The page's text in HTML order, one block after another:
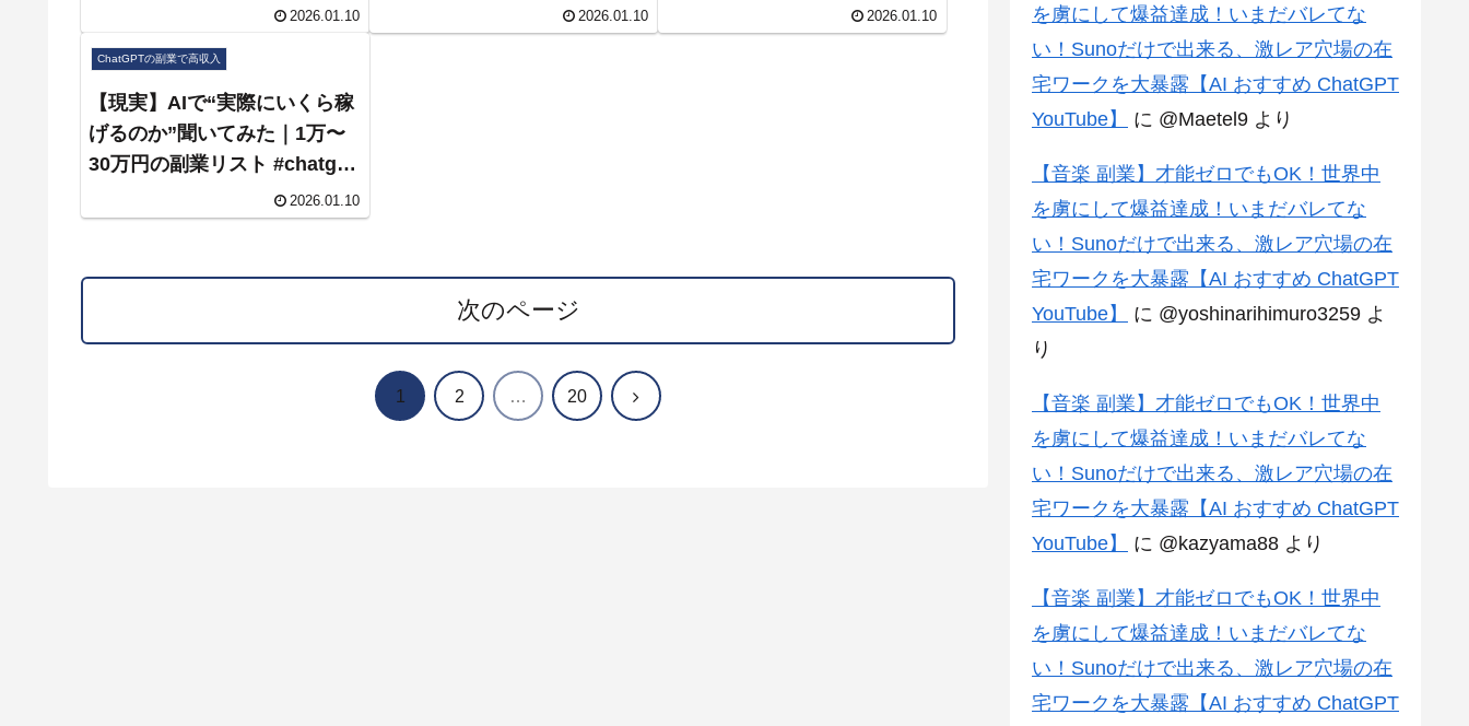
YouTubeで稼げるのでその方
業】【chatGPT】
2026.01.10
スタ #インスタアフィリエイト
#インスタ運用 #副業 #threads
2026.01.10 2026.01.10
ChatGPTの副業で高収入
【現実】AIで“実際にいくら稼
げるのか”聞いてみた｜1万〜
30万円の副業リスト #chatgpt
#itツール #midjourney2026.01.10
次のページ
1 2 … 20 次
を虜にして爆益達成！いまだバレてな
い！Sunoだけで出来る、激レア穴場の在
宅ワークを大暴露【AI おすすめ ChatGPT
YouTube】
に @Maetel9 より
【音楽 副業】才能ゼロでもOK！世界中
を虜にして爆益達成！いまだバレてな
い！Sunoだけで出来る、激レア穴場の在
宅ワークを大暴露【AI おすすめ ChatGPT
YouTube】
に @yoshinarihimuro3259 よ
り
【音楽 副業】才能ゼロでもOK！世界中
を虜にして爆益達成！いまだバレてな
い！Sunoだけで出来る、激レア穴場の在
宅ワークを大暴露【AI おすすめ ChatGPT
YouTube】
に @kazyama88 より
【音楽 副業】才能ゼロでもOK！世界中
を虜にして爆益達成！いまだバレてな
い！Sunoだけで出来る、激レア穴場の在
宅ワークを大暴露【AI おすすめ ChatGPT